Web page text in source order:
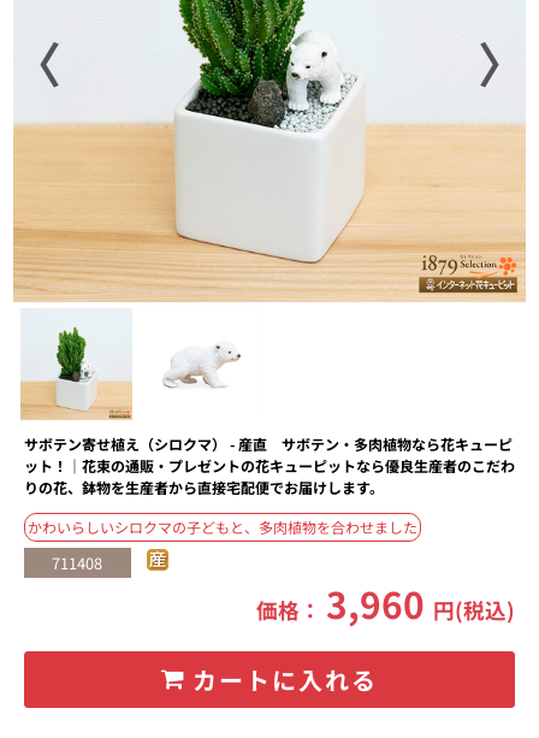
〈 〉
サボテン寄せ植え（シロクマ） - 産直 サボテン・多肉植物なら花キューピ
ット！｜花束の通販・プレゼントの花キューピットなら優良生産者のこだわ
りの花、鉢物を生産者から直接宅配便でお届けします。
かわいらしいシロクマの子どもと、多肉植物を合わせました
711408
価格： 3,960 円(税込)
カートに入れる